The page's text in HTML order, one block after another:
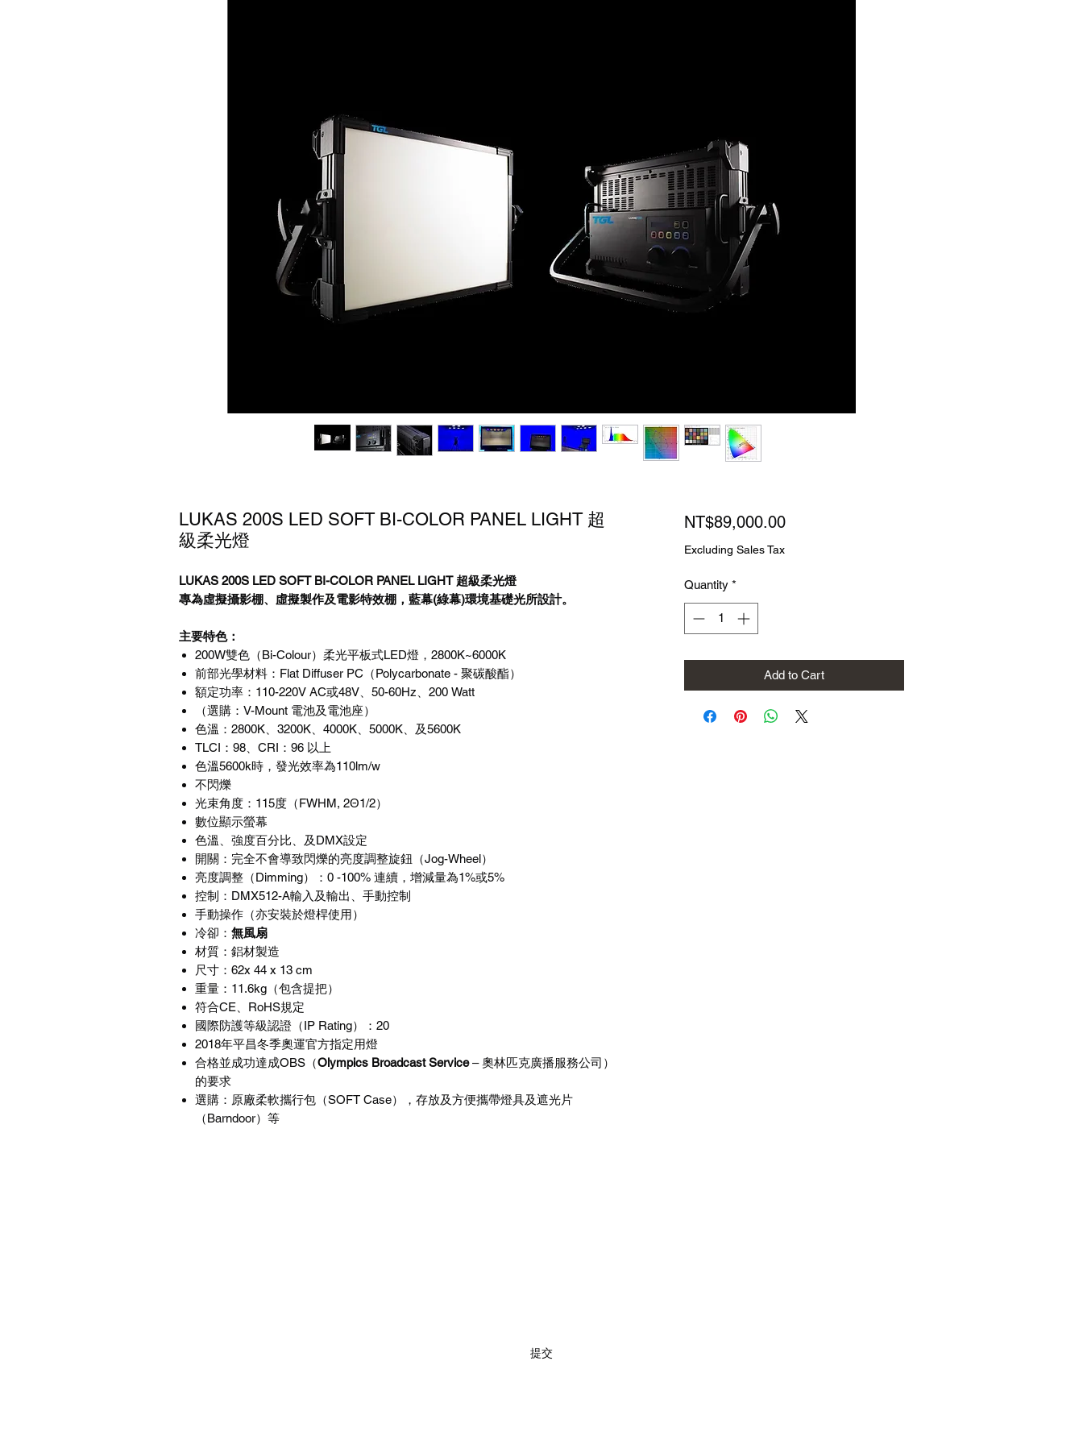
LUKAS 200S LED SOFT BI-COLOR PANEL LIGHT 超
級柔光燈
LUKAS 200S LED SOFT BI-COLOR PANEL LIGHT 超級柔光燈
專為虛擬攝影棚、虛擬製作及電影特效棚，藍幕(綠幕)環境基礎光所設計。
主要特色：
200W雙色（Bi-Colour）柔光平板式LED燈， 2800K~6000K
前部光學材料： Flat Diffuser PC （Polycarbonate - 聚碳酸酯）
額定功率： 110-220V AC或48V 50-60Hz
200 Watt
（選購： V-Mount 電池及電池座）
色溫： 2800K 3200K 4000K 5000K 、及5600K
TLCI ： 98 CRI ： 96 以上
色溫5600k時，發光效率為110lm/w
不閃爍
光束角度： 115度（FWHM, 2Θ1/2）
數位顯示螢幕
色溫、強度百分比、及 DMX設定
開關：完全不會導致閃爍的亮度調整旋鈕（Jog-Wheel）
亮度調整（Dimming）： 0 -100% 連續，增減量為1%或5%
控制： DMX512-A輸入及輸出
、手動控制
手動操作（亦安裝於燈桿使用）
冷卻： 無風扇
材質：鋁材製造
尺寸： 62x 44 x 13 cm
重量： 11.6kg （包含提把）
符合CE RoHS規定
國際防護等級認證 （IP Rating）： 20
2018年平昌冬季奧運官方指定用燈
合格並成功達成OBS （Olympics Broadcast Service–奧林匹克廣播服務公司 ）
的要求
選購：原廠柔軟攜行包（SOFT Case），存放及方便攜帶燈具及遮光片
（Barndoor）等
NT$89,000.00Price
Excluding Sales Tax
Quantity *
Add to Cart
提交